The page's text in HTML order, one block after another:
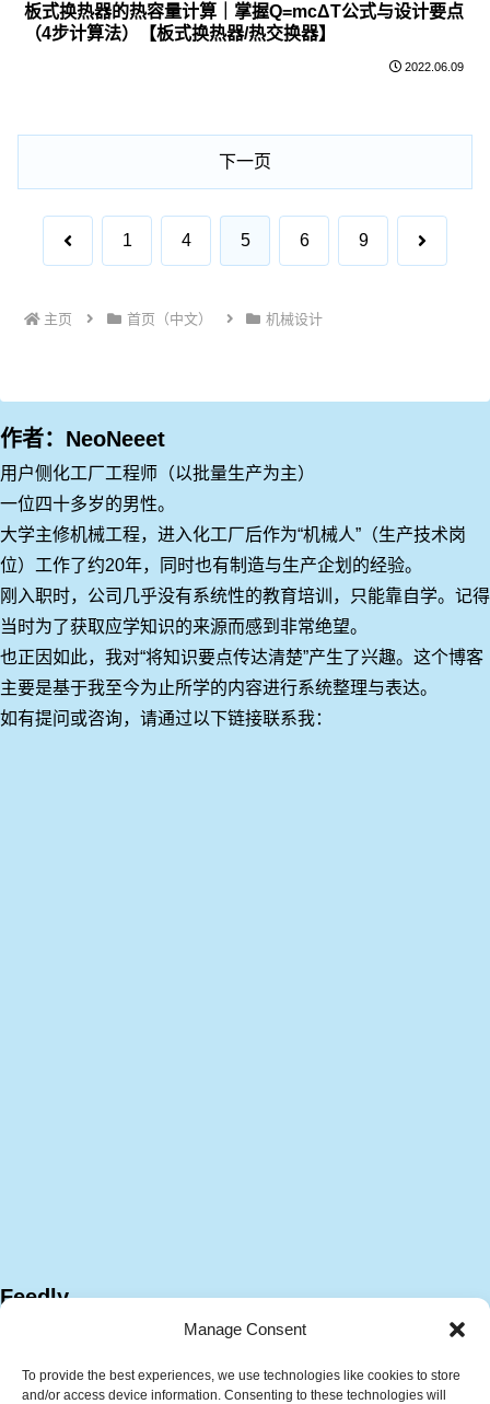
Manage Consent
To provide the best experiences, we use technologies like cookies to store
and/or access device information. Consenting to these technologies will
板式换热器的热容量计算｜掌握Q=mcΔT公式与设计要点
（4步计算法）【板式换热器/热交换器】
2022.06.09
下一页
上 1 4 5 6 9 下
主页 首页（中文） 机械设计
作者：NeoNeeet
用户侧化工厂工程师（以批量生产为主）
一位四十多岁的男性。
大学主修机械工程，进入化工厂后作为“机械人”（生产技术岗
位）工作了约20年，同时也有制造与生产企划的经验。
刚入职时，公司几乎没有系统性的教育培训，只能靠自学。记得
当时为了获取应学知识的来源而感到非常绝望。
也正因如此，我对“将知识要点传达清楚”产生了兴趣。这个博客
主要是基于我至今为止所学的内容进行系统整理与表达。
如有提问或咨询，请通过以下链接联系我：
Feedly